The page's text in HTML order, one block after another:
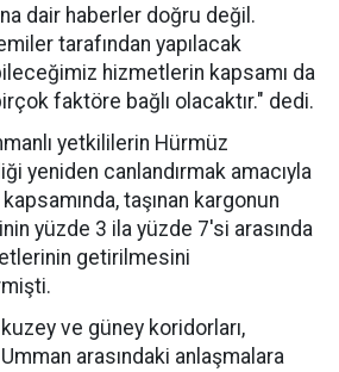
dair haberler doğru değil.
tarafından yapılacak
hizmetlerin kapsamı da
faktöre bağlı olacaktır." dedi.
yetkililerin Hürmüz
yeniden canlandırmak amacıyla
taşınan kargonun
yüzde 3 ila yüzde 7'si arasında
getirilmesini
ve güney koridorları,
arasındaki anlaşmalara